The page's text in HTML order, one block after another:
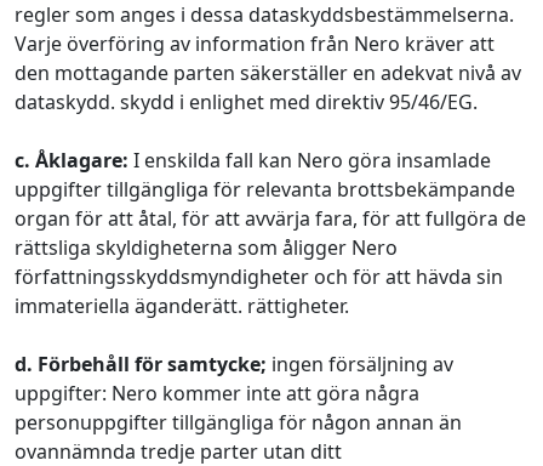
regler som anges i dessa dataskyddsbestämmelserna.
Varje överföring av information från Nero kräver att
den mottagande parten säkerställer en adekvat nivå av
dataskydd. skydd i enlighet med direktiv 95/46/EG.
c. Åklagare: I enskilda fall kan Nero göra insamlade
uppgifter tillgängliga för relevanta brottsbekämpande
organ för att åtal, för att avvärja fara, för att fullgöra de
rättsliga skyldigheterna som åligger Nero
författningsskyddsmyndigheter och för att hävda sin
immateriella äganderätt. rättigheter.
d. Förbehåll för samtycke; ingen försäljning av
uppgifter: Nero kommer inte att göra några
personuppgifter tillgängliga för någon annan än
ovannämnda tredje parter utan ditt